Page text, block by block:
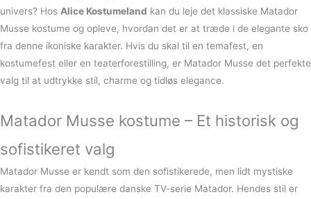
univers? Hos Alice Kostumeland kan du leje det klassiske Matador
Musse kostume og opleve, hvordan det er at træde i de elegante sko
fra denne ikoniske karakter. Hvis du skal til en temafest, en
kostumefest eller en teaterforestilling, er Matador Musse det perfekte
valg til at udtrykke stil, charme og tidløs elegance.
Matador Musse kostume – Et historisk og
sofistikeret valg
Matador Musse er kendt som den sofistikerede, men lidt mystiske
karakter fra den populære danske TV-serie Matador. Hendes stil er